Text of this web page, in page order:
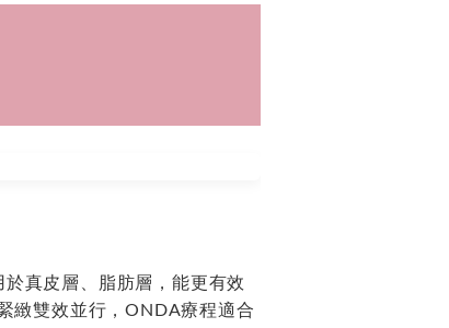
真皮層、脂肪層，能更有效
緻雙效並行，ONDA療程適合